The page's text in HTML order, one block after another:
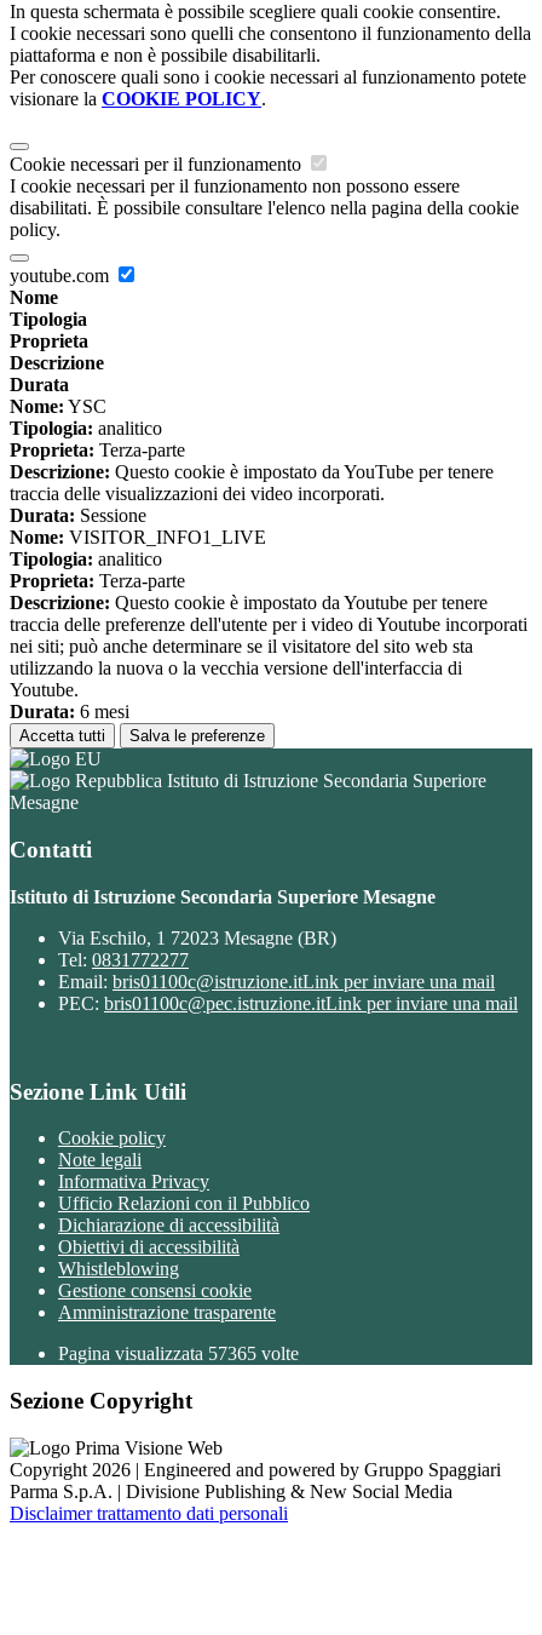
In questa schermata è possibile scegliere quali cookie consentire.
I cookie necessari sono quelli che consentono il funzionamento della
piattaforma e non è possibile disabilitarli.
Per conoscere quali sono i cookie necessari al funzionamento potete
visionare la COOKIE POLICY.
Cookie necessari per il funzionamento
I cookie necessari per il funzionamento non possono essere
disabilitati. È possibile consultare l'elenco nella pagina della cookie
policy.
youtube.com
Nome
Tipologia
Proprieta
Descrizione
Durata
Nome: YSC
Tipologia: analitico
Proprieta: Terza-parte
Descrizione: Questo cookie è impostato da YouTube per tenere
traccia delle visualizzazioni dei video incorporati.
Durata: Sessione
Nome: VISITOR_INFO1_LIVE
Tipologia: analitico
Proprieta: Terza-parte
Descrizione: Questo cookie è impostato da Youtube per tenere
traccia delle preferenze dell'utente per i video di Youtube incorporati
nei siti; può anche determinare se il visitatore del sito web sta
utilizzando la nuova o la vecchia versione dell'interfaccia di
Youtube.
Durata: 6 mesi
Accetta tutti Salva le preferenze
Istituto di Istruzione Secondaria Superiore
Mesagne
Contatti
Istituto di Istruzione Secondaria Superiore Mesagne
Via Eschilo, 1 72023 Mesagne (BR)
Tel: 0831772277
Email: bris01100c@istruzione.itLink per inviare una mail
PEC: bris01100c@pec.istruzione.itLink per inviare una mail
Sezione Link Utili
Cookie policy
Note legali
Informativa Privacy
Ufficio Relazioni con il Pubblico
Dichiarazione di accessibilità
Obiettivi di accessibilità
Whistleblowing
Gestione consensi cookie
Amministrazione trasparente
Pagina visualizzata 57365 volte
Sezione Copyright
Copyright 2026 | Engineered and powered by Gruppo Spaggiari
Parma S.p.A. | Divisione Publishing & New Social Media
Disclaimer trattamento dati personali